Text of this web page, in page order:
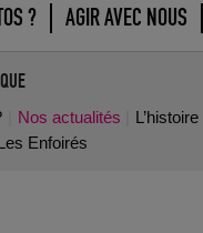
? AGIR AVEC NOUS
Nos actualités
Enfoirés